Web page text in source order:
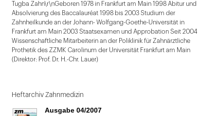
öffnen
Tugba Zahn\r\nGeboren 1978 in Frankfurt am Main 1998 Abitur und
Absolvierung des Baccalauréat 1998 bis 2003 Studium der
Zahnheilkunde an der Johann- Wolfgang-Goethe-Universität in
Frankfurt am Main 2003 Staatsexamen und Approbation Seit 2004
Wissenschaftliche Mitarbeiterin an der Poliklinik für Zahnärztliche
Prothetik des ZZMK Carolinum der Universität Frankfurt am Main
(Direktor: Prof. Dr. H.-Chr. Lauer)
1
von
Heftarchiv Zahnmedizin
Ausgabe 04/2007